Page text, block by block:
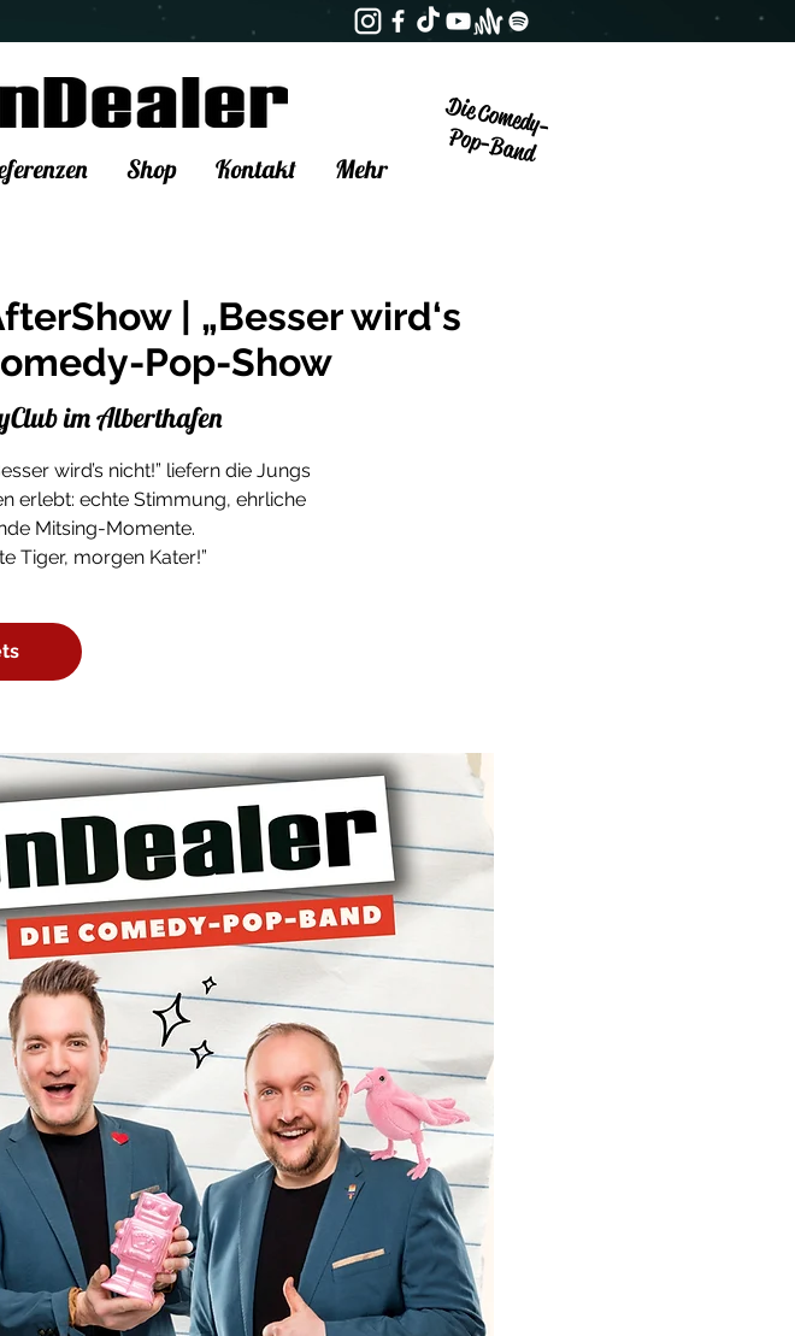
Shop Kontakt Mehr
Die Comedy-
Pop-Band
| „Besser wird‘s
Pop-Show
im Alberthafen
wird’s nicht!” liefern die Jungs
erlebt: echte Stimmung, ehrliche
Mitsing-Momente.
Tiger, morgen Kater!”